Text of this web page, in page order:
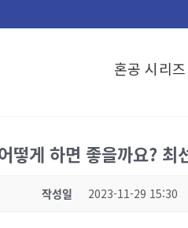
혼공 시리즈
떻게 하면 좋을까요? 최
작성일 2023-11-29 15:30